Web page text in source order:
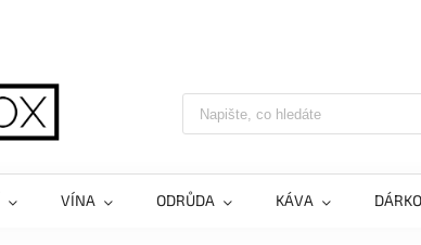
VÍNA ODRŮDA KÁVA